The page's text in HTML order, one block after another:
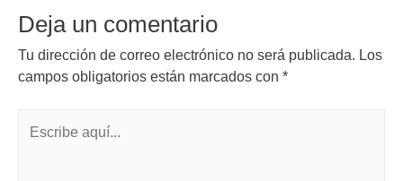
Deja un comentario
Tu dirección de correo electrónico no será publicada. Los
campos obligatorios están marcados con *